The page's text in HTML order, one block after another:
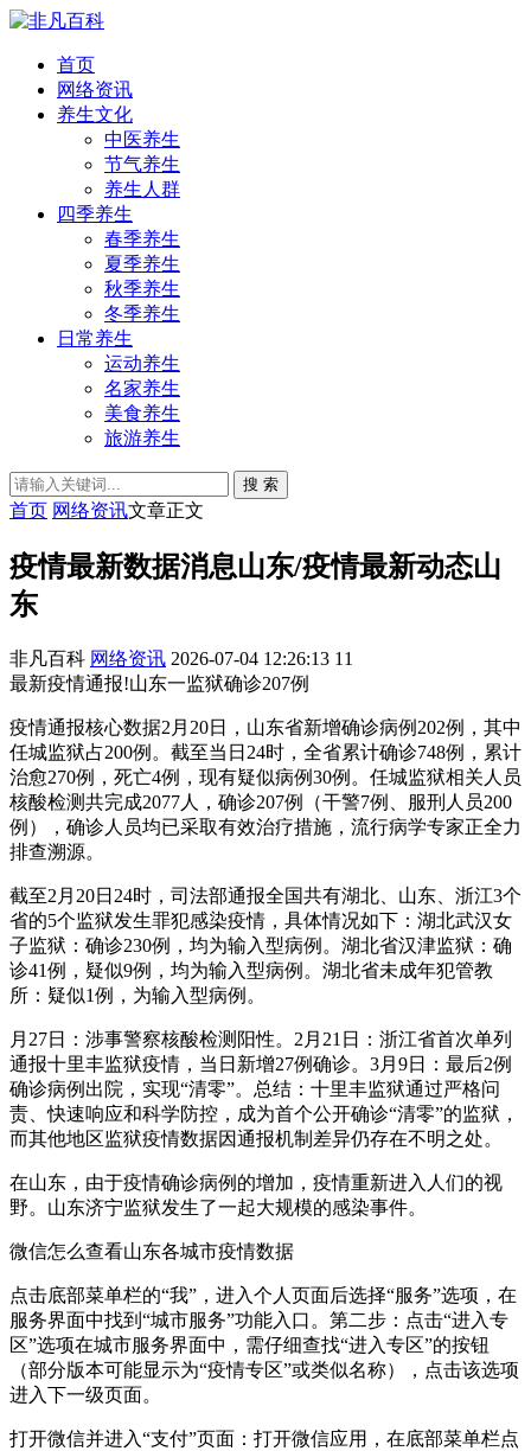
首页
网络资讯
养生文化
中医养生
节气养生
养生人群
四季养生
春季养生
夏季养生
秋季养生
冬季养生
日常养生
运动养生
名家养生
美食养生
旅游养生
搜 索
首页 网络资讯文章正文
疫情最新数据消息山东/疫情最新动态山
东
非凡百科 网络资讯 2026-07-04 12:26:13 11
最新疫情通报!山东一监狱确诊207例
疫情通报核心数据2月20日，山东省新增确诊病例202例，其中
任城监狱占200例。截至当日24时，全省累计确诊748例，累计
治愈270例，死亡4例，现有疑似病例30例。任城监狱相关人员
核酸检测共完成2077人，确诊207例（干警7例、服刑人员200
例），确诊人员均已采取有效治疗措施，流行病学专家正全力
排查溯源。
截至2月20日24时，司法部通报全国共有湖北、山东、浙江3个
省的5个监狱发生罪犯感染疫情，具体情况如下：湖北武汉女
子监狱：确诊230例，均为输入型病例。湖北省汉津监狱：确
诊41例，疑似9例，均为输入型病例。湖北省未成年犯管教
所：疑似1例，为输入型病例。
月27日：涉事警察核酸检测阳性。2月21日：浙江省首次单列
通报十里丰监狱疫情，当日新增27例确诊。3月9日：最后2例
确诊病例出院，实现“清零”。总结：十里丰监狱通过严格问
责、快速响应和科学防控，成为首个公开确诊“清零”的监狱，
而其他地区监狱疫情数据因通报机制差异仍存在不明之处。
在山东，由于疫情确诊病例的增加，疫情重新进入人们的视
野。山东济宁监狱发生了一起大规模的感染事件。
微信怎么查看山东各城市疫情数据
点击底部菜单栏的“我”，进入个人页面后选择“服务”选项，在
服务界面中找到“城市服务”功能入口。第二步：点击“进入专
区”选项在城市服务界面中，需仔细查找“进入专区”的按钮
（部分版本可能显示为“疫情专区”或类似名称），点击该选项
进入下一级页面。
打开微信并进入“支付”页面：打开微信应用，在底部菜单栏点